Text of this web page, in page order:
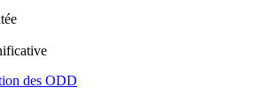
des ODD